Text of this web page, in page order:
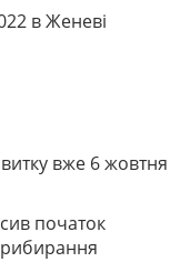
в Женеві
вже 6 жовтня
початок